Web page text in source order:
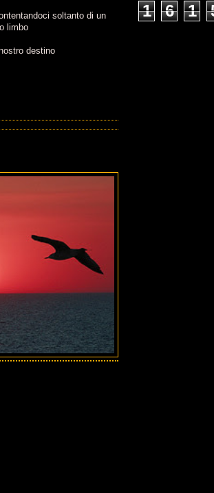
soltanto di un
limbo
destino
1 6 1